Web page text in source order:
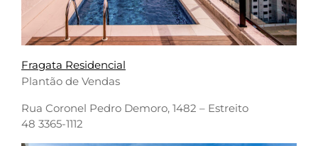
Fragata Residencial
Plantão de Vendas
Rua Coronel Pedro Demoro, 1482 – Estreito
48 3365-1112